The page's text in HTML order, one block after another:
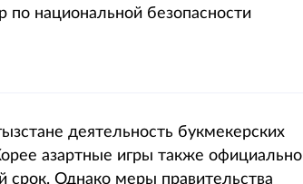
национальной безопасности
деятельность букмекерских
азартные игры также официально
срок. Однако меры правительства